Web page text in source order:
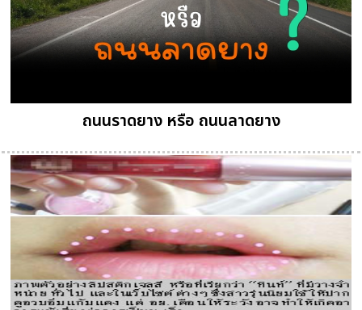
ถนนราดยาง หรือ ถนนลาดยาง